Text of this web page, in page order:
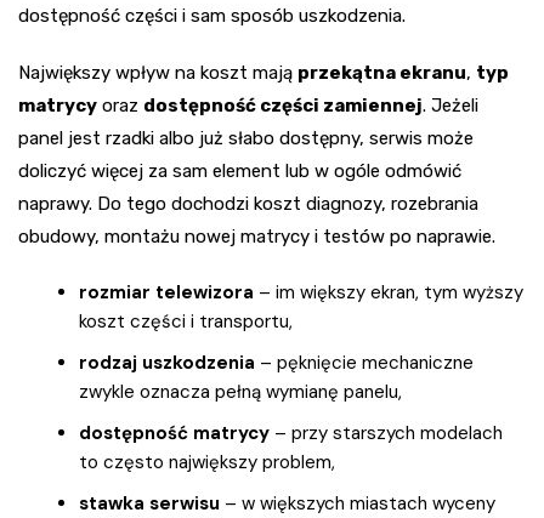
dostępność części i sam sposób uszkodzenia.
Największy wpływ na koszt mają przekątna ekranu, typ
matrycy oraz dostępność części zamiennej. Jeżeli
panel jest rzadki albo już słabo dostępny, serwis może
doliczyć więcej za sam element lub w ogóle odmówić
naprawy. Do tego dochodzi koszt diagnozy, rozebrania
obudowy, montażu nowej matrycy i testów po naprawie.
rozmiar telewizora – im większy ekran, tym wyższy
koszt części i transportu,
rodzaj uszkodzenia – pęknięcie mechaniczne
zwykle oznacza pełną wymianę panelu,
dostępność matrycy – przy starszych modelach
to często największy problem,
stawka serwisu – w większych miastach wyceny